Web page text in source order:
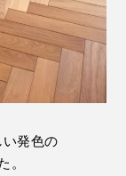
い発色の
。